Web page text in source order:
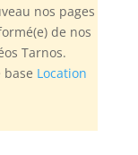
nos pages
de nos
Tarnos.
Location